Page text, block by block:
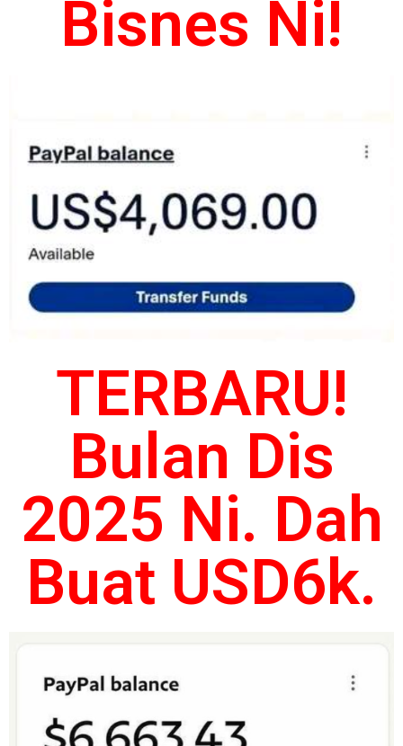
Bisnes Ni!
TERBARU!
Bulan Dis
2025 Ni. Dah
Buat USD6k.